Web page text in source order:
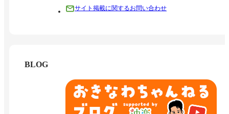
サイト掲載に関するお問い合わせ
BLOG